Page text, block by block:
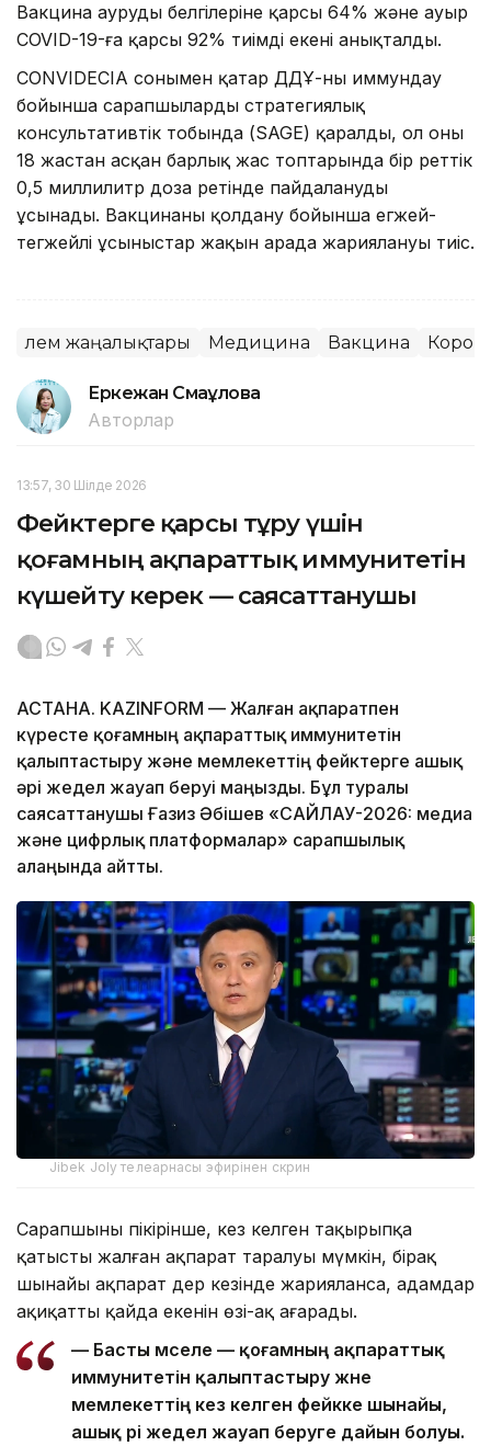
Вакцина аурудың белгілеріне қарсы 64% және ауыр
COVID-19-ға қарсы 92% тиімді екені анықталды.
CONVIDECIA сонымен қатар ДДҰ-ның иммундау
бойынша сарапшылардың стратегиялық
консультативтік тобында (SAGE) қаралды, ол оны
18 жастан асқан барлық жас топтарында бір реттік
0,5 миллилитр доза ретінде пайдалануды
ұсынады. Вакцинаны қолдану бойынша егжей-
тегжейлі ұсыныстар жақын арада жариялануы тиіс.
Әлем жаңалықтары Медицина Вакцина
Еркежан Смағұлова
Авторлар
13:57, 30 Шілде 2026
Фейктерге қарсы тұру үшін
қоғамның ақпараттық иммунитетін
күшейту керек — саясаттанушы
АСТАНА. KAZINFORM — Жалған ақпаратпен
күресте қоғамның ақпараттық иммунитетін
қалыптастыру және мемлекеттің фейктерге ашық
әрі жедел жауап беруі маңызды. Бұл туралы
саясаттанушы Ғазиз Әбішев «САЙЛАУ-2026: медиа
және цифрлық платформалар» сарапшылық
алаңында айтты.
Jibek Joly телеарнасы эфирінен скрин
Сарапшының пікірінше, кез келген тақырыпқа
қатысты жалған ақпарат таралуы мүмкін, бірақ
шынайы ақпарат дер кезінде жарияланса, адамдар
ақиқаттың қайда екенін өзі-ақ аңғарады.
— Басты мәселе — қоғамның ақпараттық
иммунитетін қалыптастыру және
мемлекеттің кез келген фейкке шынайы,
ашық әрі жедел жауап беруге дайын болуы.